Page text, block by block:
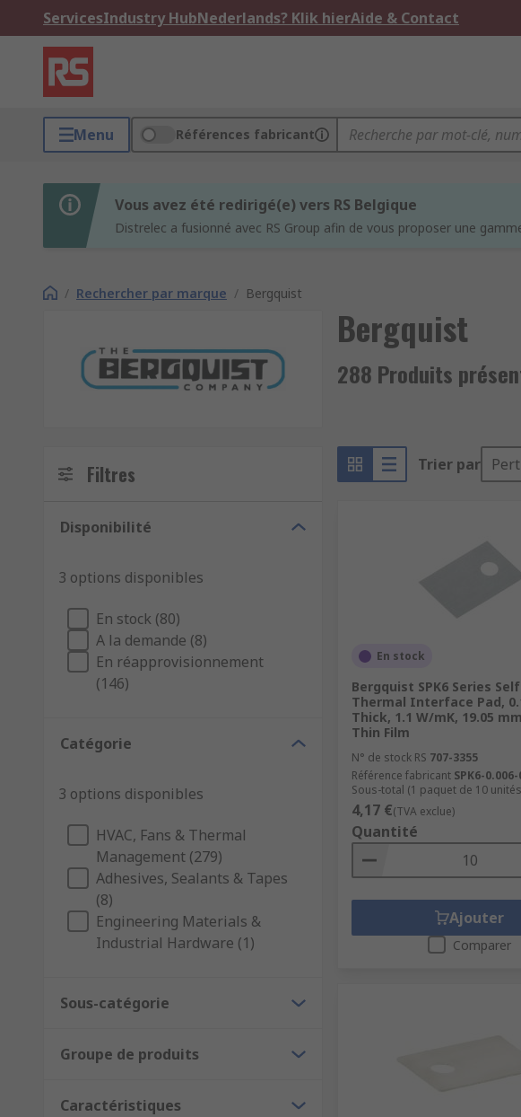
ServicesIndustry HubNederlands? Klik hierAide & Contact
Menu Références fabricant
Vous avez été redirigé(e) vers RS Belgique
Distrelec a fusionné avec RS Group afin de vous proposer une
/ Rechercher par marque / Bergquist
Bergquist
288 Produits
Filtres
Disponibilité
3 options disponibles
En stock (80)
A la demande (8)
En réapprovisionnement
(146)
Catégorie
3 options disponibles
HVAC, Fans & Thermal
Management (279)
Adhesives, Sealants & Tapes
(8)
Engineering Materials &
Industrial Hardware (1)
Sous-catégorie
Groupe de produits
Caractéristiques
Trier par
En stock
Bergquist SPK6 Series
Thermal Interface Pad,
Thick, 1.1 W/mK, 19.05
Thin Film
N° de stock RS 707-3355
Référence fabricant SPK6-
Sous-total (1 paquet de 10
4,17 €(TVA exclue)
Quantité
Ajouter
Comparer